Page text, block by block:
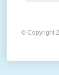
© Copyright